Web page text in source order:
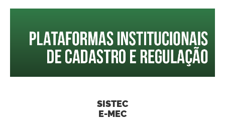
SISTEC
E-MEC